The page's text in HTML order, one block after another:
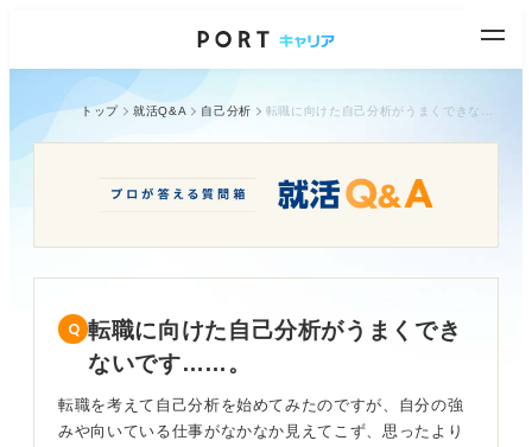
トップ 就活Q&A 自己分析
転職に向けた自己分析がうまくでき
ないです……。
転職を考えて自己分析を始めてみたのですが、自分の強
みや向いている仕事がなかなか見えてこず、思ったより